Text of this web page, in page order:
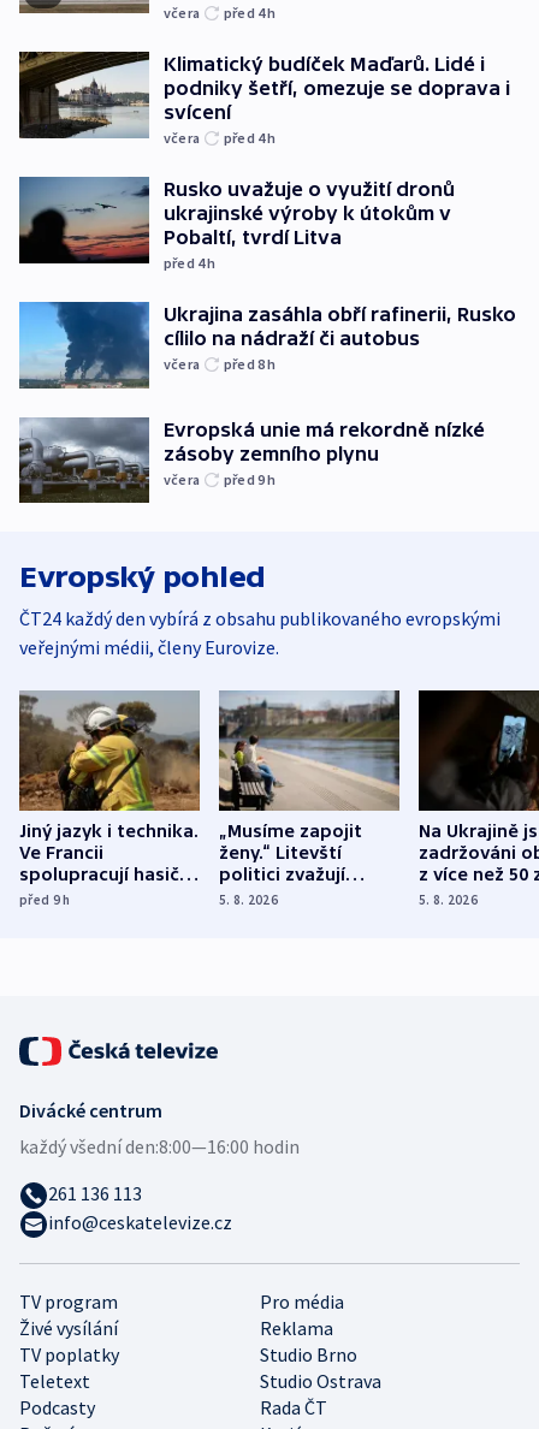
včera před 4h
Klimatický budíček Maďarů. Lidé i
podniky šetří, omezuje se doprava i
svícení
včera před 4h
Rusko uvažuje o využití dronů
ukrajinské výroby k útokům v
Pobaltí, tvrdí Litva
před 4h
Ukrajina zasáhla obří rafinerii, Rusko
cílilo na nádraží či autobus
včera před 8h
Evropská unie má rekordně nízké
zásoby zemního plynu
včera před 9h
Evropský pohled
ČT24 každý den vybírá z obsahu publikovaného evropskými
veřejnými médii, členy Eurovize.
Jiný jazyk i technika.
Ve Francii
spolupracují hasiči z
různých zemí
před 9h
„Musíme zapojit
ženy.“ Litevští
politici zvažují
dohodu o
5. 8. 2026
Na Ukrajině
zadržováni
z více než 50
Bojovali na
5. 8. 2026
TV program
Pro média
Živé vysílání
Reklama
TV poplatky
Studio Brno
Teletext
Studio Ostrava
Podcasty
Rada ČT
Divácké centrum
každý všední den:8:00—16:00 hodin
261 136 113
info@ceskatelevize.cz